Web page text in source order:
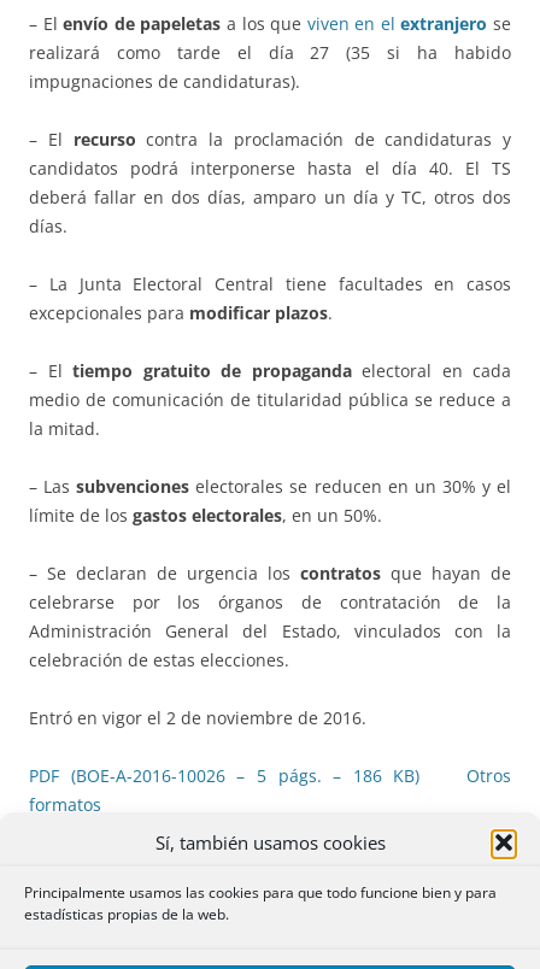
Sí, también usamos cookies
Principalmente usamos las cookies para que todo funcione bien y para
estadísticas propias de la web.
– Elenvío de papeletas a los que viven en elextranjero se
realizará como tarde el día 27 (35 si ha habido
impugnaciones de candidaturas).
– El recurso contra la proclamación de candidaturas y
candidatos podrá interponerse hasta el día 40. El TS
deberá fallar en dos días, amparo un día y TC, otros dos
días.
– La Junta Electoral Central tiene facultades en casos
excepcionales para modificar plazos.
– El tiempo gratuito de propagandaelectoral en cada
medio de comunicación de titularidad pública se reduce a
la mitad.
– Lassubvenciones electorales se reducen en un 30% y el
límite de los gastos electorales, en un 50%.
– Se declaran de urgencia los contratos que hayan de
celebrarse por los órganos de contratación de la
Administración General del Estado, vinculados con la
celebración de estas elecciones.
Entró en vigor el 2 de noviembre de 2016.
PDF (BOE-A-2016-10026 – 5 págs. – 186 KB)
Otros
formatos
Acuerdos internacionales